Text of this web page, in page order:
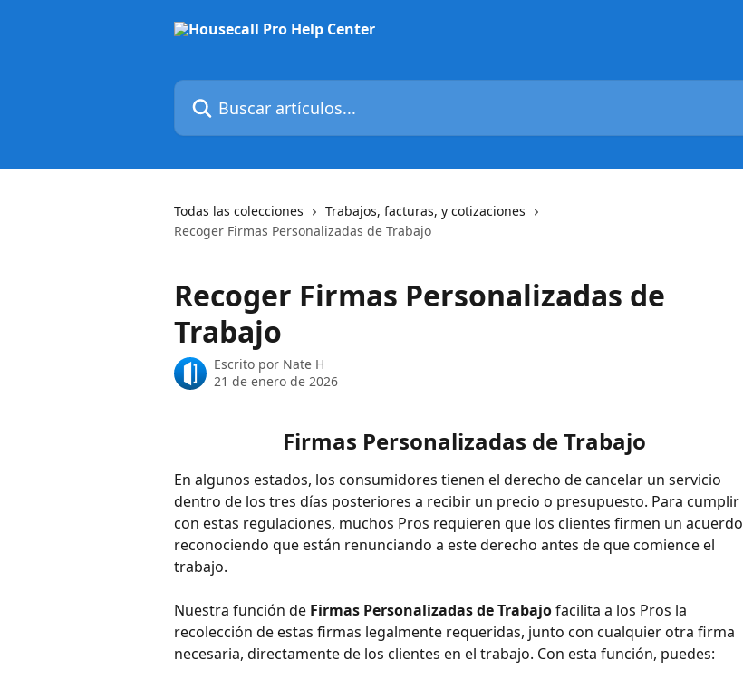
Buscar artículos...
Todas las colecciones
Trabajos, facturas, y cotizaciones
Recoger Firmas Personalizadas de Trabajo
Recoger Firmas Personalizadas de
Trabajo
Escrito por Nate H
21 de enero de 2026
Firmas Personalizadas de Trabajo
En algunos estados, los consumidores tienen el derecho de cancelar un servicio
dentro de los tres días posteriores a recibir un precio o presupuesto. Para cumplir
con estas regulaciones, muchos Pros requieren que los clientes firmen un acuerdo
reconociendo que están renunciando a este derecho antes de que comience el
trabajo.
Nuestra función de Firmas Personalizadas de Trabajo facilita a los Pros la
recolección de estas firmas legalmente requeridas, junto con cualquier otra firma
necesaria, directamente de los clientes en el trabajo. Con esta función, puedes: